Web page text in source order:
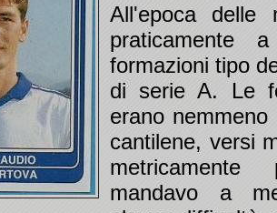
All'epoca delle
praticamente
formazioni tipo
di serie A. Le
erano
cantilene, versi
mandavo a